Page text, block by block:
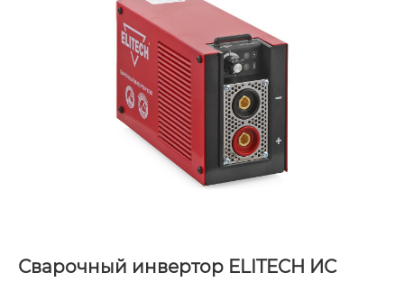
Сварочный инвертор ELITECH ИС